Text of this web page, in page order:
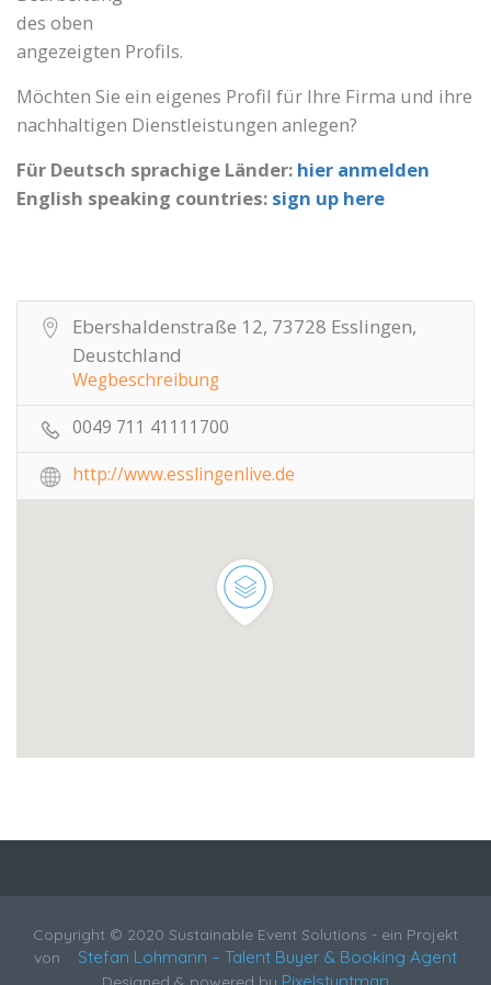
des oben
angezeigten Profils.
Möchten Sie ein eigenes Profil für Ihre Firma und ihre
nachhaltigen Dienstleistungen anlegen?
Für Deutsch sprachige Länder: hier anmelden
English speaking countries: sign up here
Ebershaldenstraße 12, 73728 Esslingen,
Deustchland
Wegbeschreibung
0049 711 41111700
http://www.esslingenlive.de
Copyright © 2020 Sustainable Event Solutions - ein Projekt
von
Stefan Lohmann – Talent Buyer & Booking Agent